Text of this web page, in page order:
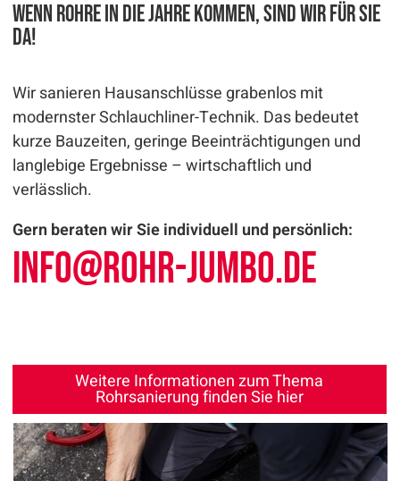
Wenn Rohre in die Jahre kommen, sind wir für Sie
da!
Wir sanieren Hausanschlüsse grabenlos mit
modernster Schlauchliner-Technik. Das bedeutet
kurze Bauzeiten, geringe Beeinträchtigungen und
langlebige Ergebnisse – wirtschaftlich und
verlässlich.
Gern beraten wir Sie individuell und persönlich:
info@rohr-jumbo.de
Weitere Informationen zum Thema
Rohrsanierung finden Sie hier